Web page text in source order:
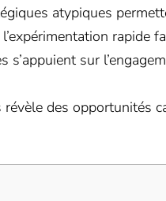
atypiques
rapide
s’appuient sur
révèle des opportunités